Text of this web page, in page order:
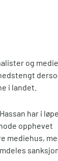
og
i landet.
har i
opphevet
mediehus,